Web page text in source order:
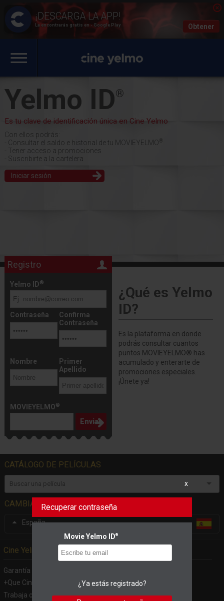
La encontrarás gratis en - Google Play Obtener
x
Recuperar contraseña
Movie Yelmo ID®
¿Ya estás registrado?
Yelmo ID®
Es tu clave de identificación única en Cine Yelmo
Con ellos podrás:
- Consultar el saldo e historial de tu MOVIEYELMO ®
- Tener acceso a promociones
- Suscribirte a la cartelera
Iniciar sesión
Registro
Yelmo ID®
Contraseña
Confirma
Contraseña
Nombre
Primer
Apellido
MOVIEYELMO®
Enviar
¿Qué es Yelmo
ID?
Es la plataforma en donde
podrás consultar cuantos
puntos MOVIEYELMO® has
acumulado y enterarte de
promociones especiales.
¡Únete ya!
CATÁLOGO DE PELÍCULAS
CAMBIAR DE PAÍS
España
Cine Yelmo
Garantía Cine Yelmo
+Que Cine
Trabaja con nosotros
Twitter
Instagram